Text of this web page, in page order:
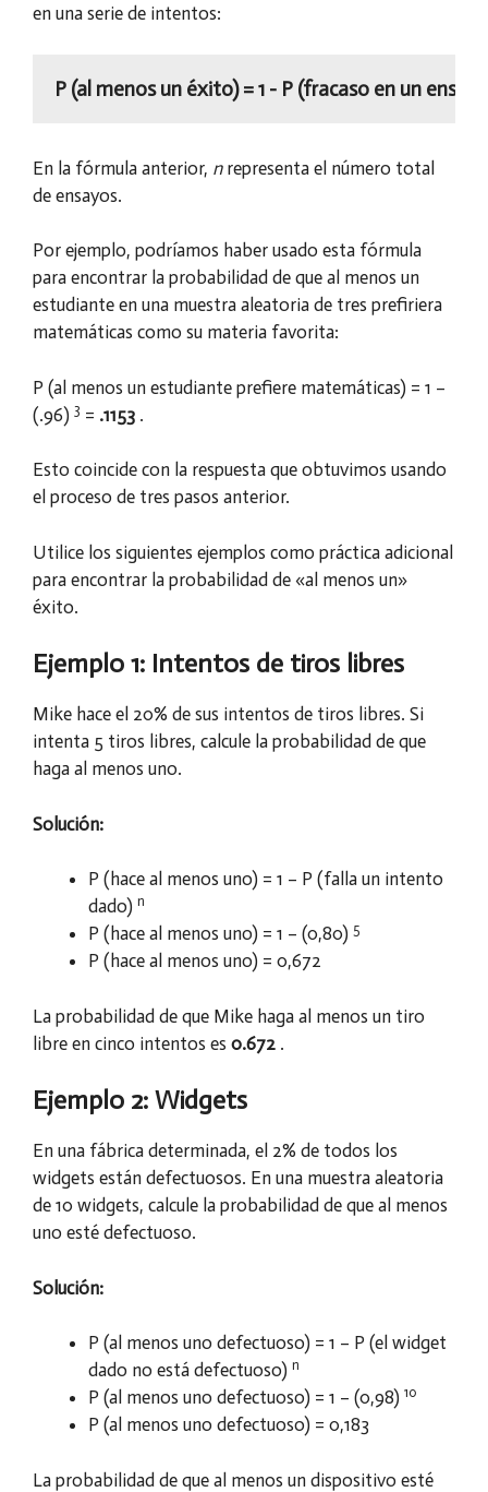
en una serie de intentos:
P (al menos un éxito) = 1 - P (fracaso en un
En la fórmula anterior, nrepresenta el número total
de ensayos.
Por ejemplo, podríamos haber usado esta fórmula
para encontrar la probabilidad de que al menos un
estudiante en una muestra aleatoria de tres prefiriera
matemáticas como su materia favorita:
P (al menos un estudiante prefiere matemáticas) = ​​1 –
(.96) 3 = .1153 .
Esto coincide con la respuesta que obtuvimos usando
el proceso de tres pasos anterior.
Utilice los siguientes ejemplos como práctica adicional
para encontrar la probabilidad de «al menos un»
éxito.
Ejemplo 1: Intentos de tiros libres
Mike hace el 20% de sus intentos de tiros libres. Si
intenta 5 tiros libres, calcule la probabilidad de que
haga al menos uno.
Solución:
P (hace al menos uno) = 1 – P (falla un intento
dado) n
P (hace al menos uno) = 1 – (0,80) 5
P (hace al menos uno) = 0,672
La probabilidad de que Mike haga al menos un tiro
libre en cinco intentos es 0.672 .
Ejemplo 2: Widgets
En una fábrica determinada, el 2% de todos los
widgets están defectuosos. En una muestra aleatoria
de 10 widgets, calcule la probabilidad de que al menos
uno esté defectuoso.
Solución:
P (al menos uno defectuoso) = 1 – P (el widget
dado no está defectuoso) n
P (al menos uno defectuoso) = 1 – (0,98) 10
P (al menos uno defectuoso) = 0,183
La probabilidad de que al menos un dispositivo esté